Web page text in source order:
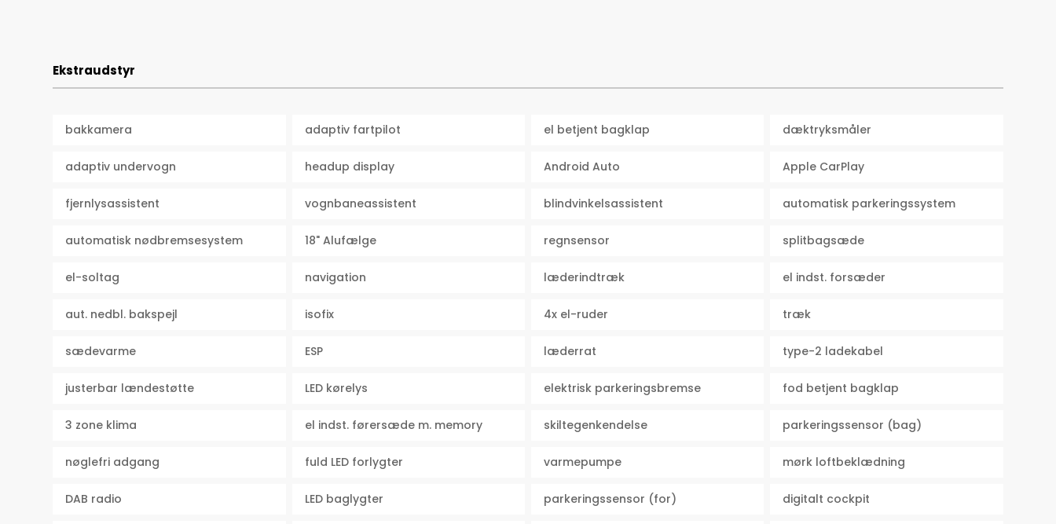
Ekstraudstyr
bakkamera adaptiv fartpilot el betjent bagklap dæktryksmåler
adaptiv undervogn headup display Android Auto Apple CarPlay
fjernlysassistent vognbaneassistent blindvinkelsassistent automatisk parkeringssystem
automatisk nødbremsesystem 18" Alufælge regnsensor splitbagsæde
el-soltag navigation læderindtræk el indst. forsæder
aut. nedbl. bakspejl isofix 4x el-ruder træk
sædevarme ESP læderrat type-2 ladekabel
justerbar lændestøtte LED kørelys elektrisk parkeringsbremse fod betjent bagklap
3 zone klima el indst. førersæde m. memory skiltegenkendelse parkeringssensor (bag)
nøglefri adgang fuld LED forlygter varmepumpe mørk loftbeklædning
DAB radio LED baglygter parkeringssensor (for) digitalt cockpit